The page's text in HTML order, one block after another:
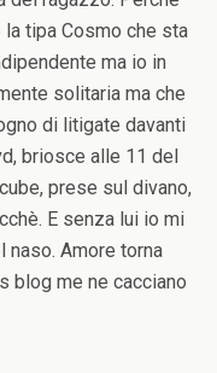
tipa Cosmo che sta
ma io in
solitaria ma che
di litigate davanti
briosce alle 11 del
prese sul divano,
E senza lui io mi
naso. Amore torna
blog me ne cacciano